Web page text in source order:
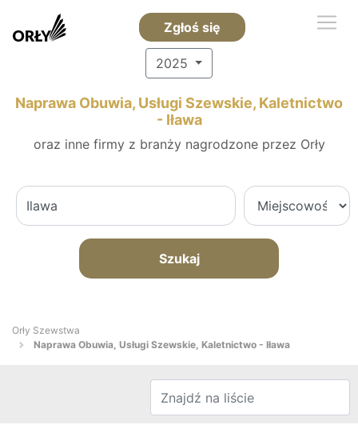
Zgłoś się
2025
Naprawa Obuwia, Usługi Szewskie, Kaletnictwo
- Iława
oraz inne firmy z branży nagrodzone przez Orły
Szukaj
Orły Szewstwa
Naprawa Obuwia, Usługi Szewskie, Kaletnictwo - Iława